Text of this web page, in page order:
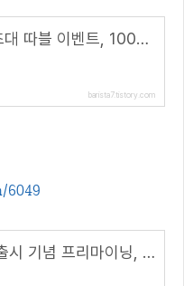
머니트리 친구초대 따블 이벤트, 1000원 지급( 추천 코드 : HCUS5098 )
barista7.tistory.com
6049
클레버 메인넷 출시 기념 프리마이닝, KLV 100% APR 스테이킹( 추천코드 : 7I630M )